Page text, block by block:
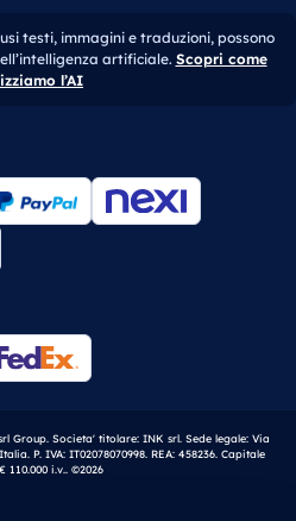
testi, immagini e traduzioni, possono
artificiale. Scopri come
l’AI
Group. Societa' titolare: INK srl. Sede legale: Via
P. IVA: IT02078070998. REA: 458236. Capitale
110.000 i.v.. ©2026